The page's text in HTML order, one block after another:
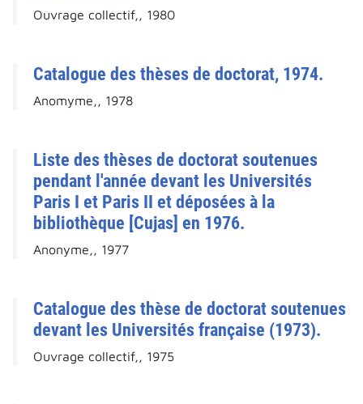
Ouvrage collectif,, 1980
Catalogue des thèses de doctorat, 1974.
Anomyme,, 1978
Liste des thèses de doctorat soutenues
pendant l'année devant les Universités
Paris I et Paris II et déposées à la
bibliothèque [Cujas] en 1976.
Anonyme,, 1977
Catalogue des thèse de doctorat soutenues
devant les Universités française (1973).
Ouvrage collectif,, 1975